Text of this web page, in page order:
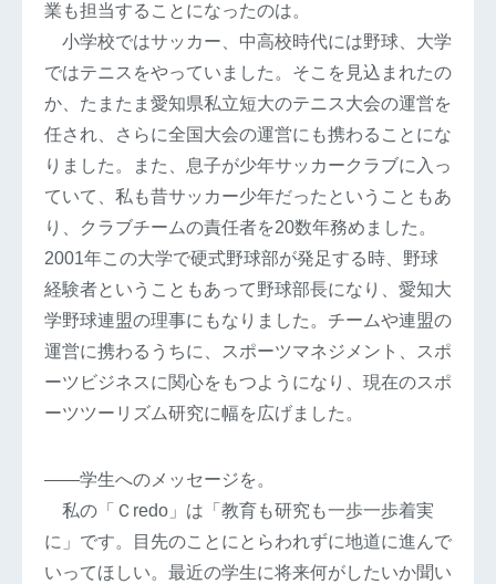
業も担当することになったのは。
小学校ではサッカー、中高校時代には野球、大学
ではテニスをやっていました。そこを見込まれたの
か、たまたま愛知県私立短大のテニス大会の運営を
任され、さらに全国大会の運営にも携わることにな
りました。また、息子が少年サッカークラブに入っ
ていて、私も昔サッカー少年だったということもあ
り、クラブチームの責任者を20数年務めました。
2001年この大学で硬式野球部が発足する時、野球
経験者ということもあって野球部長になり、愛知大
学野球連盟の理事にもなりました。チームや連盟の
運営に携わるうちに、スポーツマネジメント、スポ
ーツビジネスに関心をもつようになり、現在のスポ
ーツツーリズム研究に幅を広げました。
――学生へのメッセージを。
私の「Ｃredo」は「教育も研究も一歩一歩着実
に」です。目先のことにとらわれずに地道に進んで
いってほしい。最近の学生に将来何がしたいか聞い